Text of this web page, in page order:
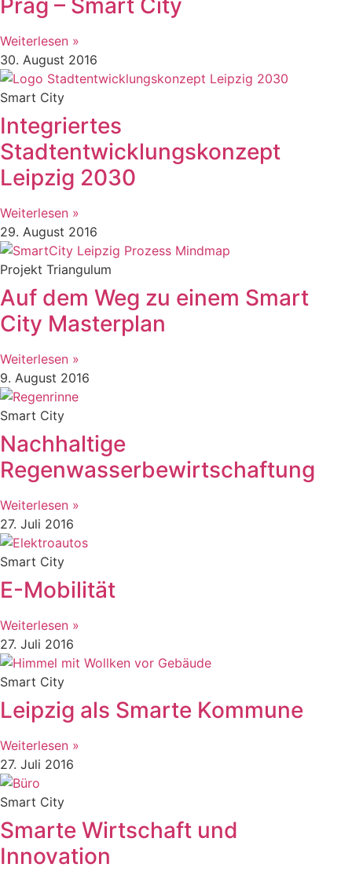
Weiterlesen »
30. August 2016
Smart City
Integriertes
Stadtentwicklungskonzept
Leipzig 2030
Weiterlesen »
29. August 2016
Projekt Triangulum
Auf dem Weg zu einem Smart
City Masterplan
Weiterlesen »
9. August 2016
Smart City
Nachhaltige
Regenwasserbewirtschaftung
Weiterlesen »
27. Juli 2016
Smart City
E-Mobilität
Weiterlesen »
27. Juli 2016
Smart City
Leipzig als Smarte Kommune
Weiterlesen »
27. Juli 2016
Smart City
Smarte Wirtschaft und
Innovation